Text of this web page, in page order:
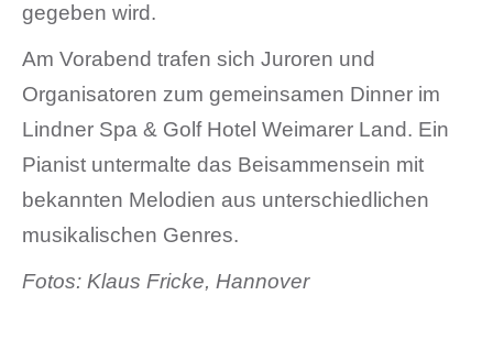
gegeben wird.
Am Vorabend trafen sich Juroren und
Organisatoren zum gemeinsamen Dinner im
Lindner Spa & Golf Hotel Weimarer Land. Ein
Pianist untermalte das Beisammensein mit
bekannten Melodien aus unterschiedlichen
musikalischen Genres.
Fotos: Klaus Fricke, Hannover